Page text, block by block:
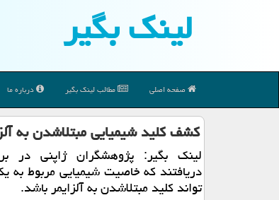
لینك بگیر
صفحه اصلی مطالب لینك بگیر درباره ما
كشف كلید شیمیایی مبتلاشدن به
لینک بگیر: پژوهشگران ژاپنی در
دریافتند که خاصیت شیمیایی مربوط به
تواند کلید مبتلاشدن به آلزایمر باشد.